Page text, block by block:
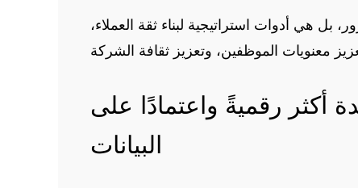
هي أدوات استراتيجية لبناء ثقة العملاء،
أكثر رقميةً واعتمادًا على
البيانات